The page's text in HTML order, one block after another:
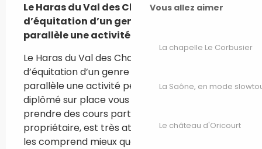
Vous allez aimer
La chapelle Le Corbusier
La Saône, en mode
Le château d'Oricourt
Le Haras du Val des Charmes est une école
d’équitation d’un genre nouveau avec en
parallèle une activité pension.
Le Haras du Val des Charmes est une école
d’équitation d’un genre nouveau avec en
parallèle une activité pension. Un moniteur
diplômé sur place vous offre la possibilité de
prendre des cours particuliers Karim, le
propriétaire, est très attaché à ses cheveux et
les comprend mieux que personne. Il...